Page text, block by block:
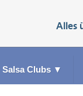
Alles
Salsa Clubs ▼